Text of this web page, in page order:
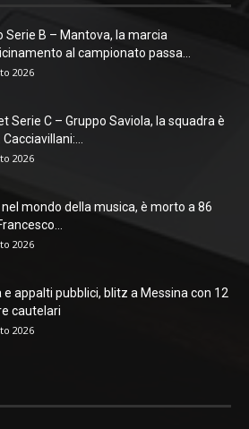
Serie B – Mantova, la marcia
al campionato passa...
2026
Serie C – Gruppo Saviola, la squadra è
2026
mondo della musica, è morto a 86
2026
e appalti pubblici, blitz a Messina con 12
cautelari
2026